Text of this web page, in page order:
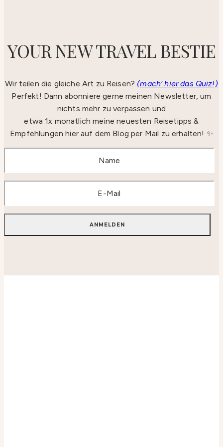
YOUR NEW TRAVEL BESTIE
Wir teilen die gleiche Art zu Reisen? (mach‘ hier das Quiz!)
Perfekt! Dann abonniere gerne meinen Newsletter, um
nichts mehr zu verpassen und
etwa 1x monatlich meine neuesten Reisetipps &
Empfehlungen hier auf dem Blog per Mail zu erhalten! ✨